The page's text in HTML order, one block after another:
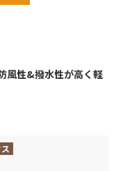
風性&撥水性が高く軽